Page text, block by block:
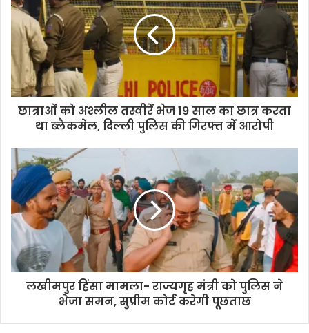
छात्राओं को अश्लील तस्वीरें भेज 19 साल का छात्र करता
था ब्लैकमेल, दिल्ली पुलिस की गिरफ्त में आरोपी
लखीमपुर हिंसा मामला- राज्यगृह मंत्री को पुलिस ने
भेजा समन, सुप्रीम कोर्ट करेगी पूछताछ